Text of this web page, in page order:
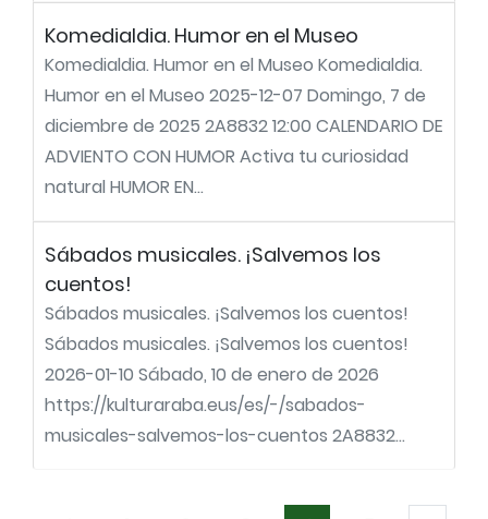
Komedialdia. Humor en el Museo
Komedialdia. Humor en el Museo Komedialdia.
Humor en el Museo 2025-12-07 Domingo, 7 de
diciembre de 2025 2A8832 12:00 CALENDARIO DE
ADVIENTO CON HUMOR Activa tu curiosidad
natural HUMOR EN...
Sábados musicales. ¡Salvemos los
cuentos!
Sábados musicales. ¡Salvemos los cuentos!
Sábados musicales. ¡Salvemos los cuentos!
2026-01-10 Sábado, 10 de enero de 2026
https://kulturaraba.eus/es/-/sabados-
musicales-salvemos-los-cuentos 2A8832...